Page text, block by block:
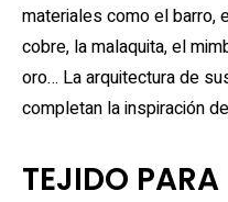
materiales como el barro,
cobre, la malaquita, el
oro… La arquitectura de
completan la inspiración
TEJIDO